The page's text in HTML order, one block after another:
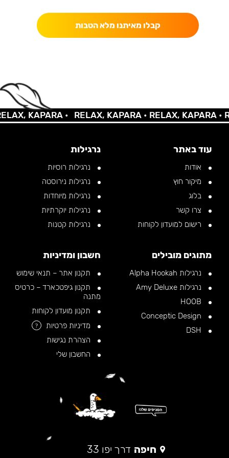
קבלו מאיתנו מלא הטבות
KAPARA • RELAX, KAPARA •RELAX, KAPARA •
עוד באתר
אודות
מיקור חוץ
בלוג
צרו קשר
רישום למועדון לקוחות
נרגילות
נרגילות רוסיות
נרגילות נירוסטה
נרגילות מיוחדות
נרגילות יוקרתיות
נרגילות קטנות
מתוגים מובילים
נרגילות Alpha Hookah
נרגילות Amy Deluxe
חשבון ומדיניות
תקנון אתר – תנאי שימוש
תקנון גיפטכארד – כרטיס
מתנה
תקנון מועדון לקוחות
מדיניות פרטיות
?
הצהרת נגישות
החשבון שלי
חיפה דרך יפו 33